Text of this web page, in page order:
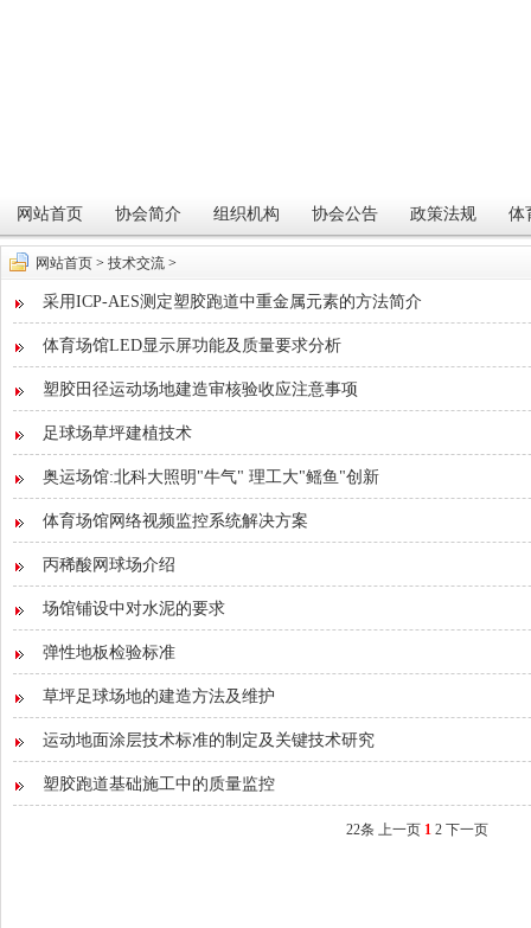
网站首页 协会简介 组织机构 协会公告 政策法规 体
网站首页 > 技术交流 >
采用ICP-AES测定塑胶跑道中重金属元素的方法简介
体育场馆LED显示屏功能及质量要求分析
塑胶田径运动场地建造审核验收应注意事项
足球场草坪建植技术
奥运场馆:北科大照明"牛气" 理工大"鳐鱼"创新
体育场馆网络视频监控系统解决方案
丙稀酸网球场介绍
场馆铺设中对水泥的要求
弹性地板检验标准
草坪足球场地的建造方法及维护
运动地面涂层技术标准的制定及关键技术研究
塑胶跑道基础施工中的质量监控
22条 上一页 1 2 下一页